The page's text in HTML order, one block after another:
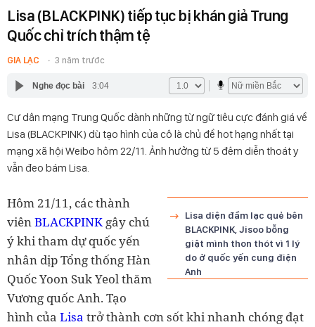
Lisa (BLACKPINK) tiếp tục bị khán giả Trung
Quốc chỉ trích thậm tệ
GIA LẠC 3 năm trước
Nghe đọc bài 3:04
Cư dân mạng Trung Quốc dành những từ ngữ tiêu cực đánh giá về
Lisa (BLACKPINK) dù tạo hình của cô là chủ đề hot hạng nhất tại
mạng xã hội Weibo hôm 22/11. Ảnh hưởng từ 5 đêm diễn thoát y
vẫn đeo bám Lisa.
Lisa diện đầm lạc quẻ bên
BLACKPINK, Jisoo bỗng
giật mình thon thót vì 1 lý
do ở quốc yến cung điện
Anh
Hôm 21/11, các thành
viênBLACKPINK gây chú
ý khi tham dự quốc yến
nhân dịp Tổng thống Hàn
Quốc Yoon Suk Yeol thăm
Vương quốc Anh. Tạo
hình của Lisa trở thành cơn sốt khi nhanh chóng đạt